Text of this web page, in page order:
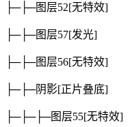
├─├─图层52[无特效]
├─├─图层57[发光]
├─├─图层56[无特效]
├─├─阴影[正片叠底]
├─├─├─图层55[无特效]